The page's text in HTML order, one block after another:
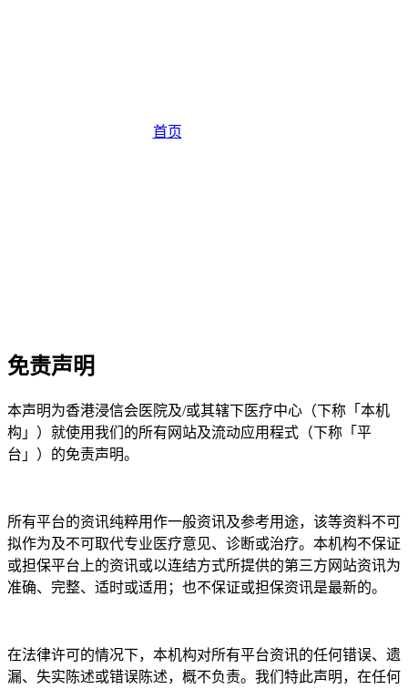
首页
免责声明
本声明为香港浸信会医院及/或其辖下医疗中心（下称「本机
构」）就使用我们的所有网站及流动应用程式（下称「平
台」）的免责声明。
所有平台的资讯纯粹用作一般资讯及参考用途，该等资料不可
拟作为及不可取代专业医疗意见、诊断或治疗。本机构不保证
或担保平台上的资讯或以连结方式所提供的第三方网站资讯为
准确、完整、适时或适用；也不保证或担保资讯是最新的。
在法律许可的情况下，本机构对所有平台资讯的任何错误、遗
漏、失实陈述或错误陈述，概不负责。我们特此声明，在任何